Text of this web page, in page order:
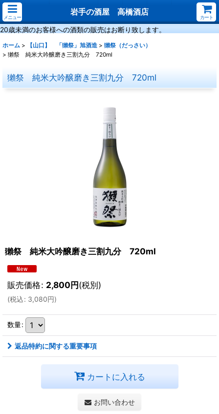
メニュー
岩手の酒屋 高橋酒店
カート
20歳未満のお客様への酒類の販売はお断り致します。
ホーム > 【山口】 「獺祭」旭酒造 > 獺祭（だっさい）
> 獺祭 純米大吟醸磨き三割九分 720ml
獺祭 純米大吟醸磨き三割九分 720ml
獺祭 純米大吟醸磨き三割九分 720ml
販売価格: 2,800円(税別)
(税込: 3,080円)
数量:
返品特約に関する重要事項
カートに入れる
お問い合わせ